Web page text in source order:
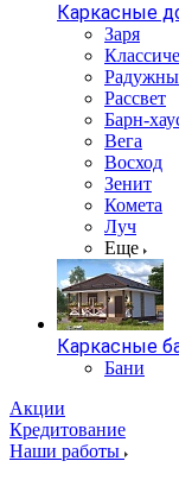
Каркасные
Заря
Рассвет
Барн-
Вега
Восход
Зенит
Комета
Луч
Еще
Каркасные
Бани
Акции
Кредитование
Наши работы